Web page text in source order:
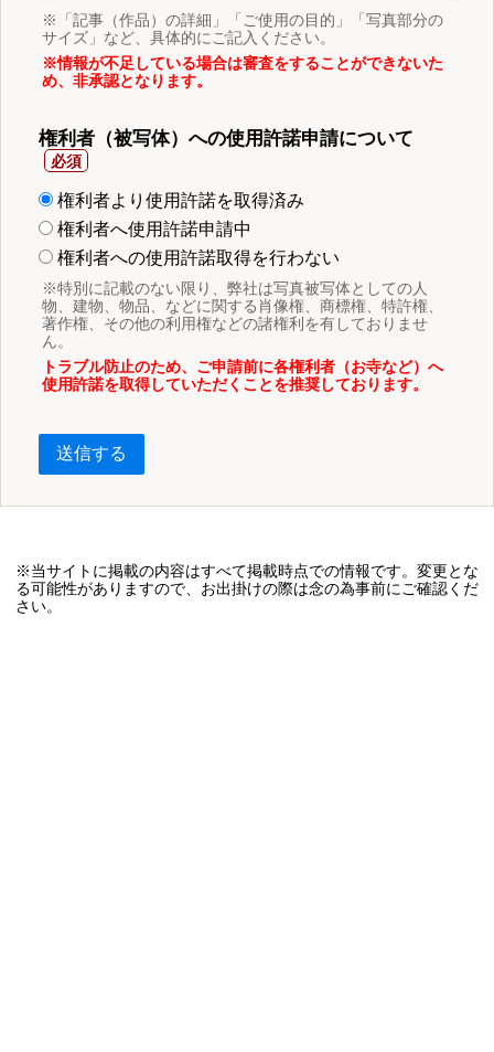
※「記事（作品）の詳細」「ご使用の目的」「写真部分の
サイズ」など、具体的にご記入ください。
※情報が不足している場合は審査をすることができないた
め、非承認となります。
権利者（被写体）への使用許諾申請について
権利者より使用許諾を取得済み
権利者へ使用許諾申請中
権利者への使用許諾取得を行わない
※特別に記載のない限り、弊社は写真被写体としての人
物、建物、物品、などに関する肖像権、商標権、特許権、
著作権、その他の利用権などの諸権利を有しておりませ
ん。
トラブル防止のため、ご申請前に各権利者（お寺など）へ
使用許諾を取得していただくことを推奨しております。
送信する
※当サイトに掲載の内容はすべて掲載時点での情報です。変更とな
る可能性がありますので、お出掛けの際は念の為事前にご確認くだ
さい。